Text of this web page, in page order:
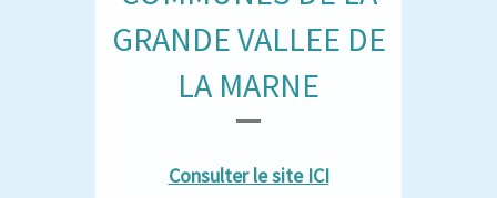
GRANDE VALLEE DE
LA MARNE
Consulter le site ICI